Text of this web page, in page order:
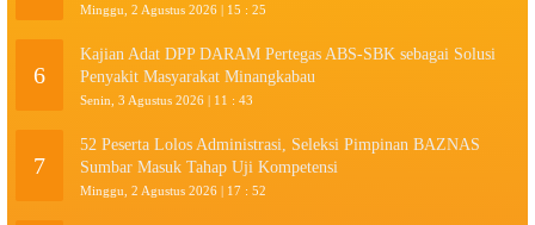
Minggu, 2 Agustus 2026 | 15 : 25
6
Kajian Adat DPP DARAM Pertegas ABS-SBK sebagai Solusi
Penyakit Masyarakat Minangkabau
Senin, 3 Agustus 2026 | 11 : 43
7
52 Peserta Lolos Administrasi, Seleksi Pimpinan BAZNAS
Sumbar Masuk Tahap Uji Kompetensi
Minggu, 2 Agustus 2026 | 17 : 52